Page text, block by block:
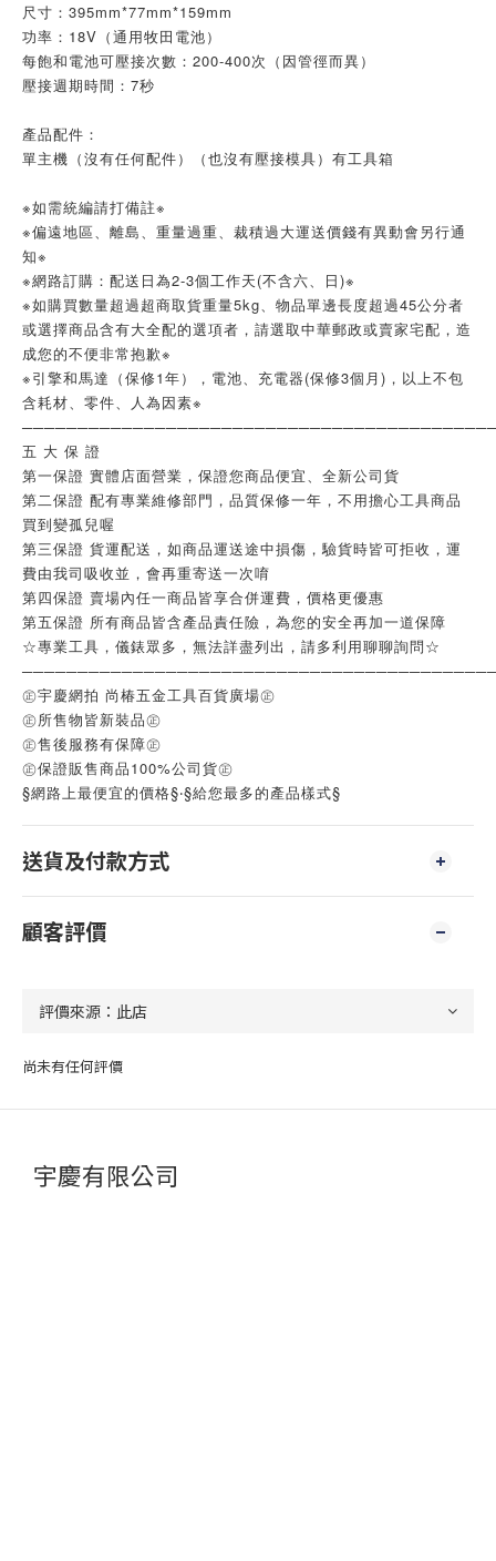
尺寸：395mm*77mm*159mm
功率：18V（通用牧田電池）
每飽和電池可壓接次數：200-400次（因管徑而異）
壓接週期時間：7秒
產品配件：
單主機（沒有任何配件）（也沒有壓接模具）有工具箱
※如需統編請打備註※
※偏遠地區、離島、重量過重、裁積過大運送價錢有異動會另行通
知※
※網路訂購：配送日為2-3個工作天(不含六、日)※
※如購買數量超過超商取貨重量5kg、物品單邊長度超過45公分者
或選擇商品含有大全配的選項者，請選取中華郵政或賣家宅配，造
成您的不便非常抱歉※
※引擎和馬達（保修1年），電池、充電器(保修3個月)，以上不包
含耗材、零件、人為因素※
五 大 保 證
第一保證 實體店面營業，保證您商品便宜、全新公司貨
第二保證 配有專業維修部門，品質保修一年，不用擔心工具商品
買到變孤兒喔
第三保證 貨運配送，如商品運送途中損傷，驗貨時皆可拒收，運
費由我司吸收並，會再重寄送一次唷
第四保證 賣場內任一商品皆享合併運費，價格更優惠
第五保證 所有商品皆含產品責任險，為您的安全再加一道保障
☆專業工具，儀錶眾多，無法詳盡列出，請多利用聊聊詢問☆
㊣宇慶網拍 尚椿五金工具百貨廣場㊣
㊣所售物皆新裝品㊣
㊣售後服務有保障㊣
㊣保證販售商品100%公司貨㊣
§網路上最便宜的價格§‧§給您最多的產品樣式§
送貨及付款方式
顧客評價
尚未有任何評價
宇慶有限公司